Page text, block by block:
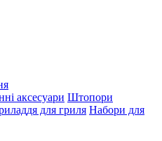
аксесуари Штопори
для гриля Набори для